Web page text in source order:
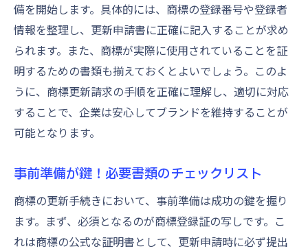
備を開始します。具体的には、商標の登録番号や登録者
情報を整理し、更新申請書に正確に記入することが求め
られます。また、商標が実際に使用されていることを証
明するための書類も揃えておくとよいでしょう。このよ
うに、商標更新請求の手順を正確に理解し、適切に対応
することで、企業は安心してブランドを維持することが
可能となります。
事前準備が鍵！必要書類のチェックリスト
商標の更新手続きにおいて、事前準備は成功の鍵を握り
ます。まず、必須となるのが商標登録証の写しです。こ
れは商標の公式な証明書として、更新申請時に必ず提出